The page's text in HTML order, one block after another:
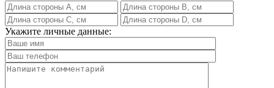
Укажите личные данные: